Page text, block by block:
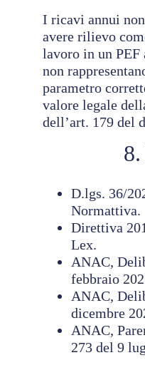
I ricavi annui
avere rilievo
lavoro in un PEF
non
parametro
valore legale
dell’art. 179 del
D.lgs. 36/
Normattiva.
Direttiva
Lex.
ANAC,
febbraio
ANAC,
dicembre
ANAC,
273 del 9